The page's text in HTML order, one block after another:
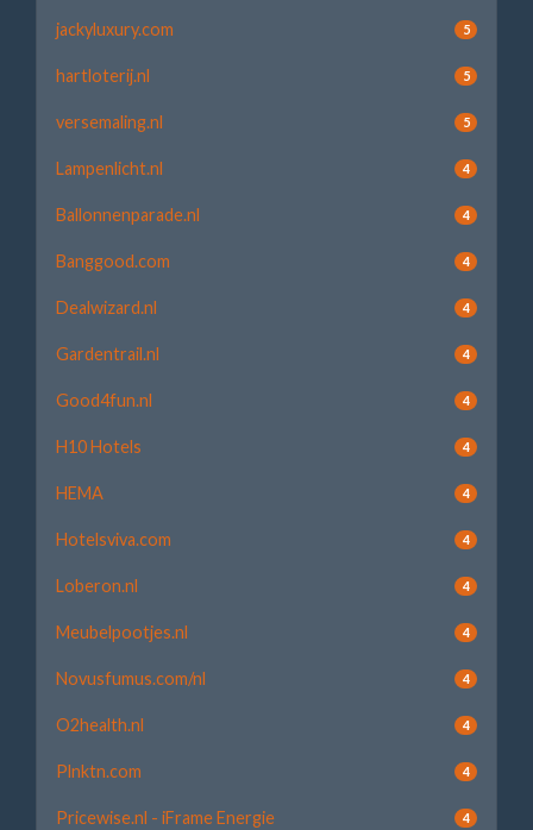
jackyluxury.com 5
hartloterij.nl 5
versemaling.nl 5
Lampenlicht.nl 4
Ballonnenparade.nl 4
Banggood.com 4
Dealwizard.nl 4
Gardentrail.nl 4
Good4fun.nl 4
H10 Hotels 4
HEMA 4
Hotelsviva.com 4
Loberon.nl 4
Meubelpootjes.nl 4
Novusfumus.com/nl 4
O2health.nl 4
Plnktn.com 4
Pricewise.nl - iFrame Energie 4